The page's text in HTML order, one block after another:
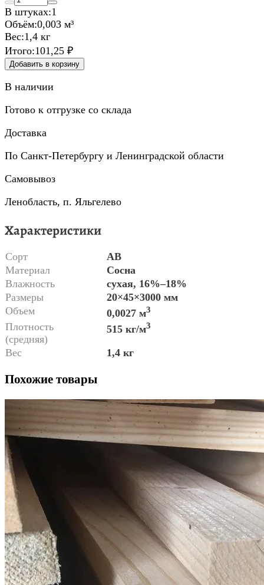
В штуках:1
Объём:0,003 м³
Вес:1,4 кг
Итого:101,25 ₽
Добавить в корзину
В наличии
Готово к отгрузке со склада
Доставка
По Санкт-Петербургу и Ленинградской области
Самовывоз
Ленобласть, п. Яльгелево
Характеристики
Сорт
AB
Материал
Сосна
Влажность
сухая, 16%–18%
Размеры
20×45×3000 мм
Объем
0,0027 м3
Плотность
(средняя)
515 кг/м3
Вес 1,4 кг
Похожие товары